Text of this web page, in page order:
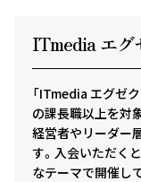
ITmedia エグ
「ITmedia エグゼ
の課長職以上を対
経営者やリーダー
す。入会いただく
なテーマで開催し